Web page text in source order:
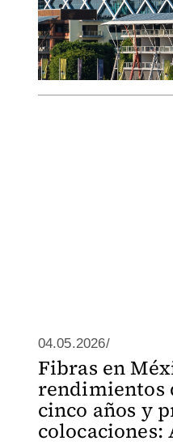
04.05.2026/
Fibras en
rendimientos
cinco años y
colocaciones: